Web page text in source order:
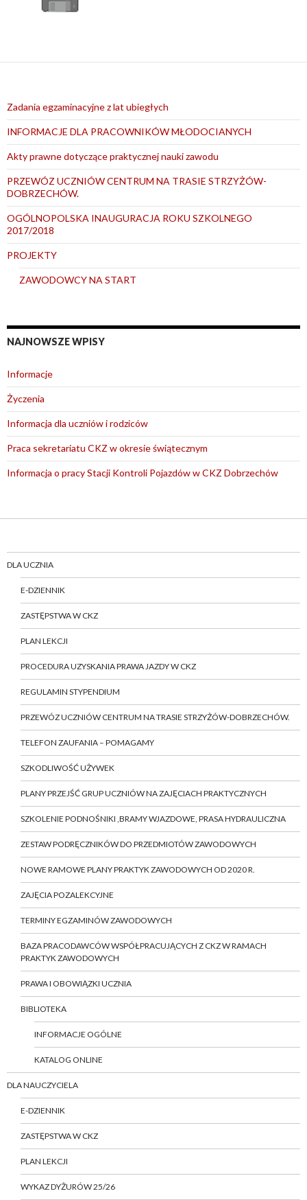
Zadania egzaminacyjne z lat ubiegłych
INFORMACJE DLA PRACOWNIKÓW MŁODOCIANYCH
Akty prawne dotyczące praktycznej nauki zawodu
PRZEWÓZ UCZNIÓW CENTRUM NA TRASIE STRZYŻÓW-
DOBRZECHÓW.
OGÓLNOPOLSKA INAUGURACJA ROKU SZKOLNEGO
2017/2018
PROJEKTY
ZAWODOWCY NA START
NAJNOWSZE WPISY
Informacje
Życzenia
Informacja dla uczniów i rodziców
Praca sekretariatu CKZ w okresie świątecznym
Informacja o pracy Stacji Kontroli Pojazdów w CKZ Dobrzechów
DLA UCZNIA
E-DZIENNIK
ZASTĘPSTWA W CKZ
PLAN LEKCJI
PROCEDURA UZYSKANIA PRAWA JAZDY W CKZ
REGULAMIN STYPENDIUM
PRZEWÓZ UCZNIÓW CENTRUM NA TRASIE STRZYŻÓW-DOBRZECHÓW.
TELEFON ZAUFANIA – POMAGAMY
SZKODLIWOŚĆ UŻYWEK
PLANY PRZEJŚĆ GRUP UCZNIÓW NA ZAJĘCIACH PRAKTYCZNYCH
SZKOLENIE PODNOŚNIKI ,BRAMY WJAZDOWE, PRASA HYDRAULICZNA
ZESTAW PODRĘCZNIKÓW DO PRZEDMIOTÓW ZAWODOWYCH
NOWE RAMOWE PLANY PRAKTYK ZAWODOWYCH OD 2020 R.
ZAJĘCIA POZALEKCYJNE
TERMINY EGZAMINÓW ZAWODOWYCH
BAZA PRACODAWCÓW WSPÓŁPRACUJĄCYCH Z CKZ W RAMACH
PRAKTYK ZAWODOWYCH
PRAWA I OBOWIĄZKI UCZNIA
BIBLIOTEKA
INFORMACJE OGÓLNE
KATALOG ONLINE
DLA NAUCZYCIELA
E-DZIENNIK
ZASTĘPSTWA W CKZ
PLAN LEKCJI
WYKAZ DYŻURÓW 25/26